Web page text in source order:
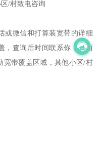
/村致电咨询
或微信和打算装宽带的详细
，查询后时间联系你，全西
宽带覆盖区域，其他小区/村